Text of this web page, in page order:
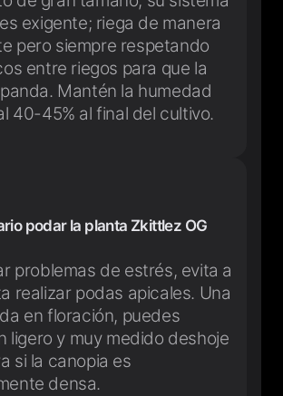
exigente; riega de manera
pero siempre respetando
entre riegos para que la
Mantén la humedad
40-45% al final del cultivo.
podar la planta Zkittlez OG
problemas de estrés, evita a
realizar podas apicales. Una
en floración, puedes
ligero y muy medido deshoje
si la canopia es
densa.